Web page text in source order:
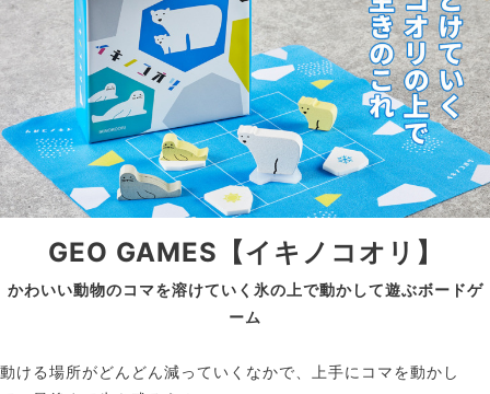
GEO GAMES【イキノコオリ】
かわいい動物のコマを溶けていく氷の上で動かして遊ぶボードゲ
ーム
動ける場所がどんどん減っていくなかで、上手にコマを動かし